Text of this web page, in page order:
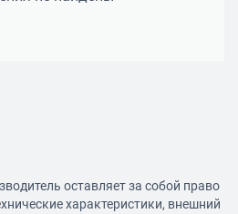
оставляет за собой право
характеристики, внешний